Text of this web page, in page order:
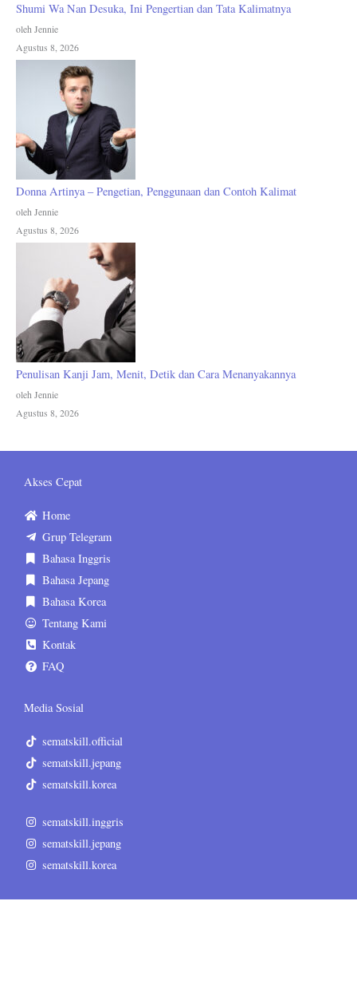
Shumi Wa Nan Desuka, Ini Pengertian dan Tata Kalimatnya
oleh Jennie
Agustus 8, 2026
Donna Artinya – Pengetian, Penggunaan dan Contoh Kalimat
oleh Jennie
Agustus 8, 2026
Penulisan Kanji Jam, Menit, Detik dan Cara Menanyakannya
oleh Jennie
Agustus 8, 2026
Akses Cepat
Home
Grup Telegram
Bahasa Inggris
Bahasa Jepang
Bahasa Korea
Tentang Kami
Kontak
FAQ
Media Sosial
sematskill.official
sematskill.jepang
sematskill.korea
sematskill.inggris
sematskill.jepang
sematskill.korea